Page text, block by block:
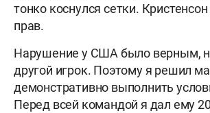
тонко коснулся сетки.
прав.
Нарушение у США было верным,
другой игрок. Поэтому я решил
демонстративно выполнить
Перед всей командой я дал ему